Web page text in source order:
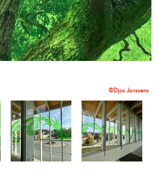
©Djos Janssens